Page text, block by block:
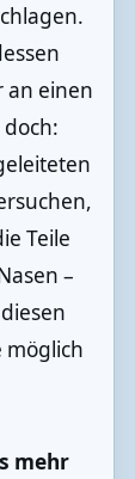
an einen
Teile
–
möglich
mehr